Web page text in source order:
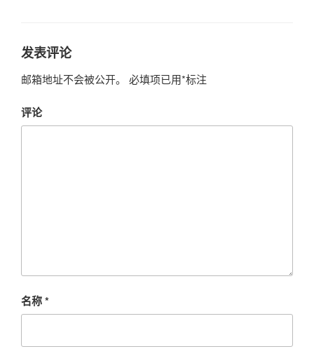
发表评论
邮箱地址不会被公开。 必填项已用*标注
评论
名称*